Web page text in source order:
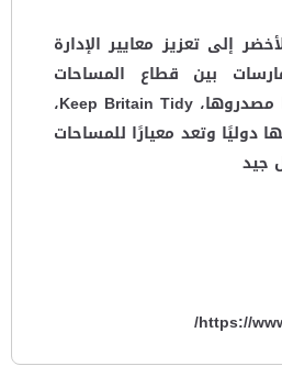
إلى تعزيز معايير الإدارة
بين قطاع المساحات
الخضراء. وقد وصفها مصدروها، Keep Britain Tidy،
دوليًا وتعد معيارًا للمساحات
جيد
https://